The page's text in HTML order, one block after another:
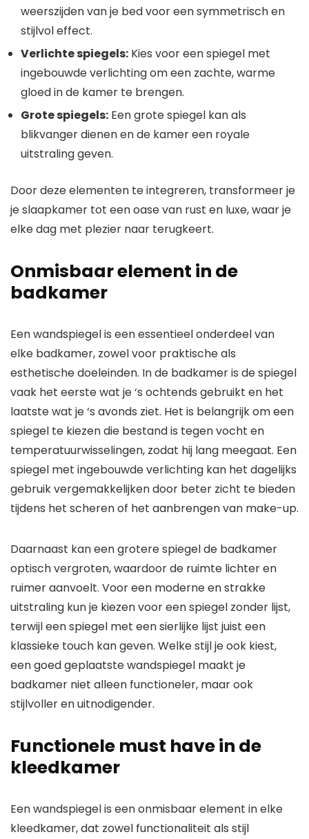
weerszijden van je bed voor een symmetrisch en
stijlvol effect.
Verlichte spiegels: Kies voor een spiegel met
ingebouwde verlichting om een zachte, warme
gloed in de kamer te brengen.
Grote spiegels: Een grote spiegel kan als
blikvanger dienen en de kamer een royale
uitstraling geven.
Door deze elementen te integreren, transformeer je
je slaapkamer tot een oase van rust en luxe, waar je
elke dag met plezier naar terugkeert.
Onmisbaar element in de
badkamer
Een wandspiegel is een essentieel onderdeel van
elke badkamer, zowel voor praktische als
esthetische doeleinden. In de badkamer is de spiegel
vaak het eerste wat je ‘s ochtends gebruikt en het
laatste wat je ‘s avonds ziet. Het is belangrijk om een
spiegel te kiezen die bestand is tegen vocht en
temperatuurwisselingen, zodat hij lang meegaat. Een
spiegel met ingebouwde verlichting kan het dagelijks
gebruik vergemakkelijken door beter zicht te bieden
tijdens het scheren of het aanbrengen van make-up.
Daarnaast kan een grotere spiegel de badkamer
optisch vergroten, waardoor de ruimte lichter en
ruimer aanvoelt. Voor een moderne en strakke
uitstraling kun je kiezen voor een spiegel zonder lijst,
terwijl een spiegel met een sierlijke lijst juist een
klassieke touch kan geven. Welke stijl je ook kiest,
een goed geplaatste wandspiegel maakt je
badkamer niet alleen functioneler, maar ook
stijlvoller en uitnodigender.
Functionele must have in de
kleedkamer
Een wandspiegel is een onmisbaar element in elke
kleedkamer, dat zowel functionaliteit als stijl